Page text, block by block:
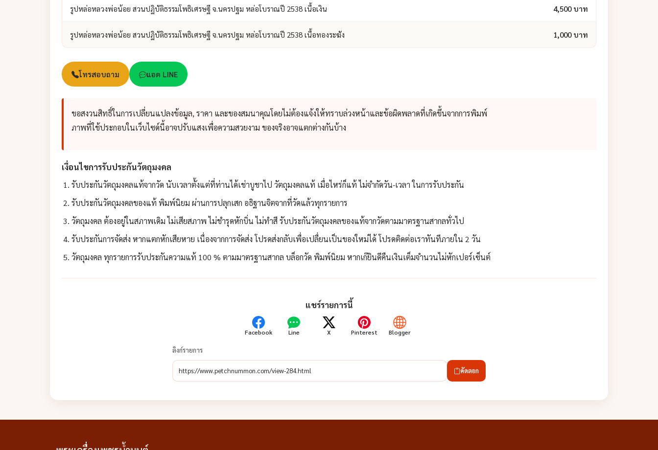
รูปหล่อหลวงพ่อน้อย สวนปฏิบัติธรรมโพธิเศรษฐี จ.นครปฐม หล่อโบราณปี 2538 เนื้อเงิน 4,500 บาท
รูปหล่อหลวงพ่อน้อย สวนปฏิบัติธรรมโพธิเศรษฐี จ.นครปฐม หล่อโบราณปี 2538 เนื้อทองระฆัง 1,000 บาท
โทรสอบถาม แอด LINE
ขอสงวนสิทธิ์ในการเปลี่ยนแปลงข้อมูล, ราคา และของสมนาคุณโดยไม่ต้องแจ้งให้ทราบล่วงหน้าและข้อผิดพลาดที่เกิดขึ้นจากการพิมพ์
ภาพที่ใช้ประกอบในเว็บไซด์นี้อาจปรับแสงเพื่อความสวยงาม ของจริงอาจแตกต่างกันบ้าง
เงื่อนไขการรับประกันวัตถุมงคล
รับประกันวัตถุมงคลแท้จากวัด นับเวลาตั้งแต่ที่ท่านได้เช่าบูชาไป วัตถุมงคลแท้ เมื่อไหร่ก็แท้ ไม่จำกัดวัน-เวลา ในการรับประกัน
รับประกันวัตถุมงคลของแท้ พิมพ์นิยม ผ่านการปลุกเสก อธิฐานจิตจากที่วัดแล้วทุกรายการ
วัตถุมงคล ต้องอยู่ในสภาพเดิม ไม่เสียสภาพ ไม่ชำรุดหักบิ่น ไม่ทำสี รับประกันวัตถุมงคลของแท้จากวัดตามมาตรฐานสากลทั่วไป
รับประกันการจัดส่ง หากแตกหักเสียหาย เนื่องจากการจัดส่ง โปรดส่งกลับเพื่อเปลื่ยนเป็นของใหม่ได้ โปรดติดต่อเราทันทีภายใน 2 วัน
วัตถุมงคล ทุกรายการรับประกันความแท้ 100 % ตามมาตรฐานสากล บล็อกวัด พิมพ์นิยม หากเก๊ยินดีคืนเงินเต็มจำนวนไม่หักเปอร์เซ็นต์
แชร์รายการนี้
Facebook Line X Pinterest Blogger
ลิงก์รายการ
คัดลอก